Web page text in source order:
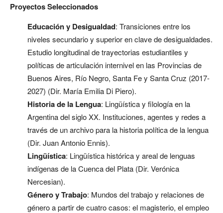
Proyectos Seleccionados
Educación y Desigualdad: Transiciones entre los
niveles secundario y superior en clave de desigualdades.
Estudio longitudinal de trayectorias estudiantiles y
políticas de articulación internivel en las Provincias de
Buenos Aires, Río Negro, Santa Fe y Santa Cruz (2017-
2027) (Dir. María Emilia Di Piero).
Historia de la Lengua: Lingüística y filología en la
Argentina del siglo XX. Instituciones, agentes y redes a
través de un archivo para la historia política de la lengua
(Dir. Juan Antonio Ennis).
Lingüística: Lingüística histórica y areal de lenguas
indígenas de la Cuenca del Plata (Dir. Verónica
Nercesian).
Género y Trabajo: Mundos del trabajo y relaciones de
género a partir de cuatro casos: el magisterio, el empleo